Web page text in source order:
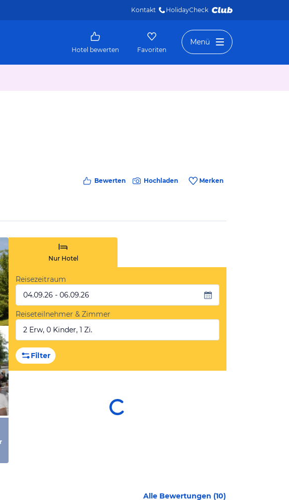
Kontakt HolidayCheck
Hotel bewerten Favoriten
Menü
Bewerten Hochladen Merken
Nur Hotel
Reisezeitraum
04.09.26 - 06.09.26
Reiseteilnehmer & Zimmer
2 Erw, 0 Kinder, 1 Zi.
Filter
Alle Bewertungen (10)